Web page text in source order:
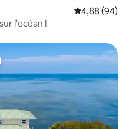
Note
4,88 (94)
l'océan !
les plus aimés